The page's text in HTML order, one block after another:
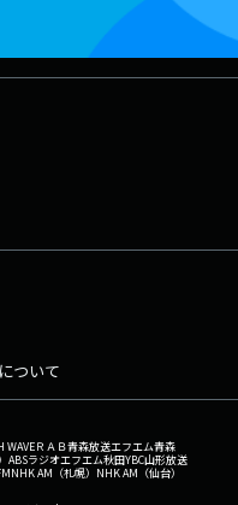
ついて
WAVEＲＡＢ青森放送エフエム青森
ABSラジオエフエム秋田YBC山形放送
NHK AM（札幌） NHK AM（仙台）